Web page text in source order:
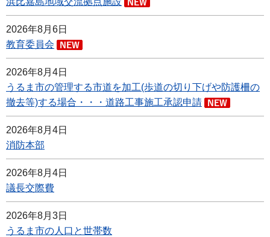
2026年8月6日
教育委員会
2026年8月4日
うるま市の管理する市道を加工(歩道の切り下げや防護柵の
撤去等)する場合・・・道路工事施工承認申請
2026年8月4日
消防本部
2026年8月4日
議長交際費
2026年8月3日
うるま市の人口と世帯数